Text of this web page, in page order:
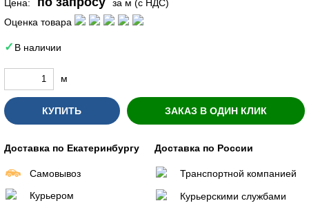
Цена:
за м (с НДС)
Оценка товара
В наличии
м
КУПИТЬ ЗАКАЗ В ОДИН КЛИК
Доставка по Екатеринбургу
Самовывоз
Курьером
Доставка по России
Транспортной компанией
Курьерскими службами